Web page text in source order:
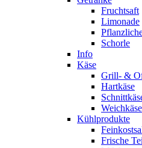
Fruchtsaft
Limonade
Schorle
Info
Käse
Grill- &
Hartkäse
Weichkäse
Kühlprodukte
Frische